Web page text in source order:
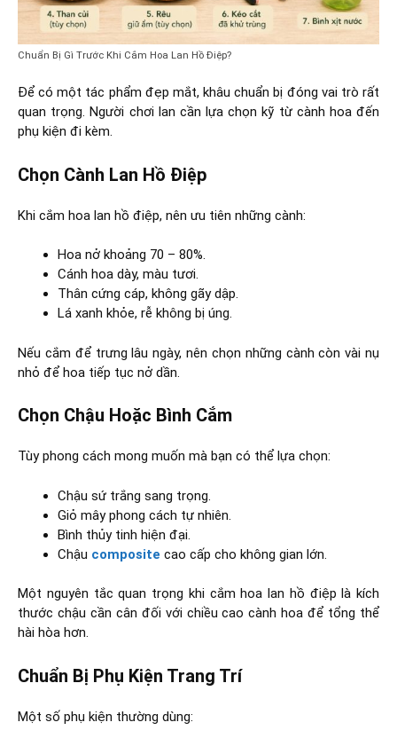
Chuẩn Bị Gì Trước Khi Cắm Hoa Lan Hồ Điệp?
Để có một tác phẩm đẹp mắt, khâu chuẩn bị đóng vai trò rất
quan trọng. Người chơi lan cần lựa chọn kỹ từ cành hoa đến
phụ kiện đi kèm.
Chọn Cành Lan Hồ Điệp
Khi cắm hoa lan hồ điệp, nên ưu tiên những cành:
Hoa nở khoảng 70 – 80%.
Cánh hoa dày, màu tươi.
Thân cứng cáp, không gãy dập.
Lá xanh khỏe, rễ không bị úng.
Nếu cắm để trưng lâu ngày, nên chọn những cành còn vài nụ
nhỏ để hoa tiếp tục nở dần.
Chọn Chậu Hoặc Bình Cắm
Tùy phong cách mong muốn mà bạn có thể lựa chọn:
Chậu sứ trắng sang trọng.
Giỏ mây phong cách tự nhiên.
Bình thủy tinh hiện đại.
Chậu composite cao cấp cho không gian lớn.
Một nguyên tắc quan trọng khi cắm hoa lan hồ điệp là kích
thước chậu cần cân đối với chiều cao cành hoa để tổng thể
hài hòa hơn.
Chuẩn Bị Phụ Kiện Trang Trí
Một số phụ kiện thường dùng: